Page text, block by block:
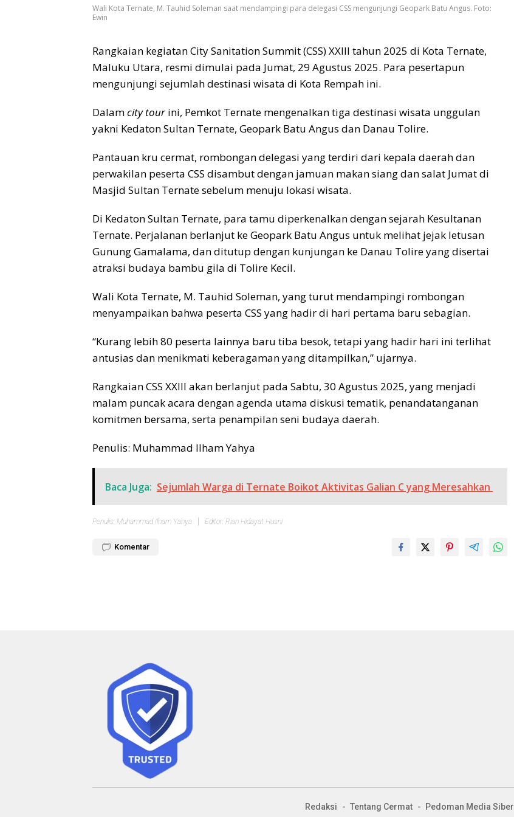
Wali Kota Ternate, M. Tauhid Soleman saat mendampingi para delegasi CSS mengunjungi Geopark Batu Angus. Foto:
Ewin
Rangkaian kegiatan City Sanitation Summit (CSS) XXIII tahun 2025 di Kota Ternate,
Maluku Utara, resmi dimulai pada Jumat, 29 Agustus 2025. Para pesertapun
mengunjungi sejumlah destinasi wisata di Kota Rempah ini.
Dalamcity tourini, Pemkot Ternate mengenalkan tiga destinasi wisata unggulan
yakni Kedaton Sultan Ternate, Geopark Batu Angus dan Danau Tolire.
Pantauan kru cermat, rombongan delegasi yang terdiri dari kepala daerah dan
perwakilan peserta CSS disambut dengan jamuan makan siang dan salat Jumat di
Masjid Sultan Ternate sebelum menuju lokasi wisata.
Di Kedaton Sultan Ternate, para tamu diperkenalkan dengan sejarah Kesultanan
Ternate. Perjalanan berlanjut ke Geopark Batu Angus untuk melihat jejak letusan
Gunung Gamalama, dan ditutup dengan kunjungan ke Danau Tolire yang disertai
atraksi budaya bambu gila di Tolire Kecil.
Wali Kota Ternate, M. Tauhid Soleman, yang turut mendampingi rombongan
menyampaikan bahwa peserta CSS yang hadir di hari pertama baru sebagian.
“Kurang lebih 80 peserta lainnya baru tiba besok, tetapi yang hadir hari ini terlihat
antusias dan menikmati keberagaman yang ditampilkan,” ujarnya.
Rangkaian CSS XXIII akan berlanjut pada Sabtu, 30 Agustus 2025, yang menjadi
malam puncak acara dengan agenda utama diskusi tematik, penandatanganan
komitmen bersama, serta penampilan seni budaya daerah.
Penulis: Muhammad Ilham Yahya
Baca Juga: Sejumlah Warga di Ternate Boikot Aktivitas Galian C yang Meresahkan
Penulis: Muhammad Ilham Yahya Editor: Rian Hidayat Husni
Komentar
Redaksi Tentang Cermat Pedoman Media Siber